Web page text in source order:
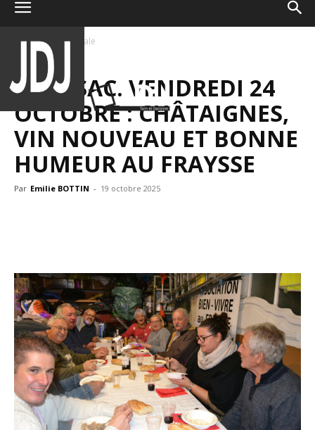
Accueil Vie Locale
VIE LOCALE
MOISSAC. VENDREDI 24
OCTOBRE : CHÂTAIGNES,
VIN NOUVEAU ET BONNE
HUMEUR AU FRAYSSE
Par Emilie BOTTIN - 19 octobre 2025